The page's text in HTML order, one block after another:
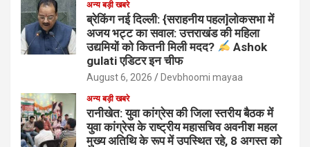
अन्य बड़ी खबरे
ब्रेकिंग नई दिल्ली: {सराहनीय पहल]लोकसभा में
अजय भट्ट का सवाल: उत्तराखंड की महिला
उद्यमियों को कितनी मिली मदद?
Ashok
gulati एडिटर इन चीफ
August 6, 2026 Devbhoomi mayaa
अन्य बड़ी खबरे
रानीखेत: युवा कांग्रेस की जिला स्तरीय बैठक में
युवा कांग्रेस के राष्ट्रीय महासचिव अवनीश महल
मुख्य अतिथि के रूप में उपस्थित रहे, 8 अगस्त को